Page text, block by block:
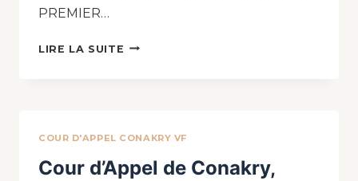
PREMIER…
LIRE LA SUITE
COUR D'APPEL CONAKRY VF
Cour d’Appel de Conakry,